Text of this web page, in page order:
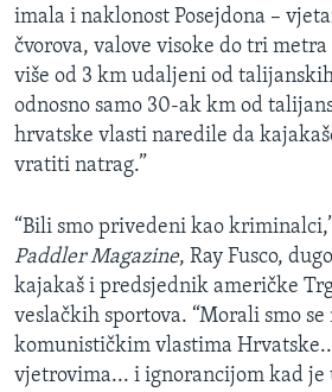
imala i naklonost Posejdona –
čvorova, valove visoke do tri
više od 3 km udaljeni od
odnosno samo 30-ak km od
hrvatske vlasti naredile da
vratiti natrag.”
“Bili smo privedeni kao
Paddler Magazine, Ray Fusco,
kajakaš i predsjednik američke
veslačkih sportova. “Morali smo
komunističkim vlastima
vjetrovima... i ignorancijom kad je